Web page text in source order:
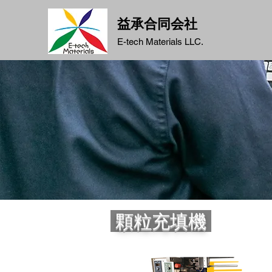
益承合同会社
E-tech Materials LLC.
顆粒充填機